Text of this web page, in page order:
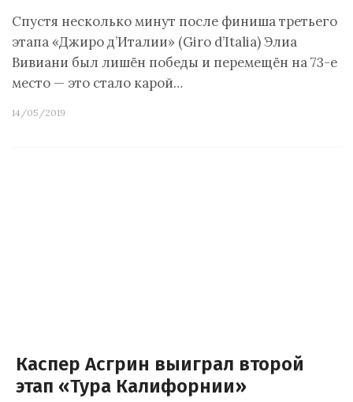
Спустя несколько минут после финиша третьего
этапа «Джиро д’Италии» (Giro d’Italia) Элиа
Вивиани был лишён победы и перемещён на 73-е
место — это стало карой…
14/05/2019
Каспер Асгрин выиграл второй
этап «Тура Калифорнии»